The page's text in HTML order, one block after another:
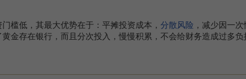
槛低，其最大优势在于：平摊投资成本， 分散风险 ，减少因一
金存在银行，而且分次投入，慢慢积累，不会给财务造成过多负